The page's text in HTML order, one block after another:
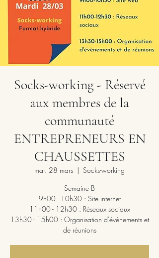
Socks-working - Réservé
aux membres de la
communauté
ENTREPRENEURS EN
CHAUSSETTES
mar. 28 mars
  |
Socks-working
Semaine B
9h00 - 10h30 : Site internet
11h00 - 12h30 : Réseaux sociaux
13h30 - 15h00 : Organisation d'évènements et
de réunions